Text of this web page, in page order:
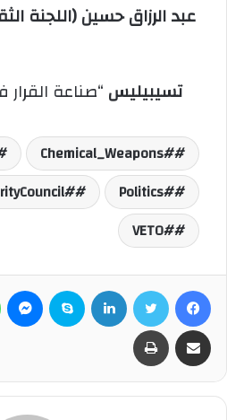
عبد الرزاق حسين (اللجنة
من
تسيبيليس “صناعة
#Chemical_Weapons
#Politics
#UN_SecurityCouncil
#VETO